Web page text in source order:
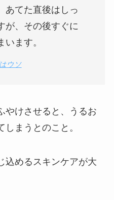
あてた直後はしっ
が、その後すぐに
ます。
ウソ
やけさせると、うるお
まうとのこと。
込めるスキンケアが大